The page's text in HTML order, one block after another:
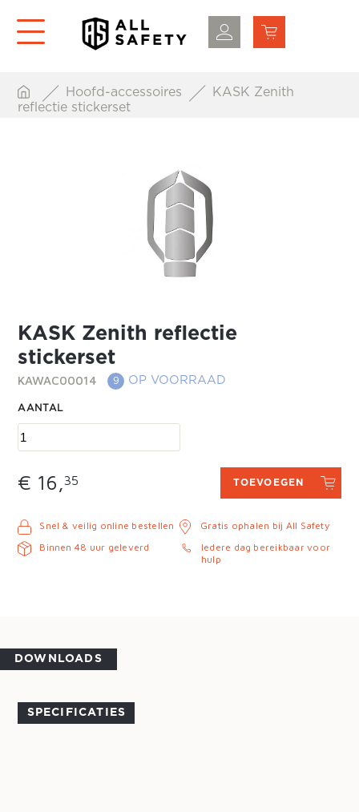
Hoofd-accessoires
KASK Zenith
reflectie stickerset
KASK Zenith reflectie
stickerset
KAWAC00014 9 OP VOORRAAD
AANTAL
€ 16,35 TOEVOEGEN
Snel & veilig online bestellen
Binnen 48 uur geleverd
Gratis ophalen bij All Safety
Iedere dag bereikbaar voor
hulp
DOWNLOADS
SPECIFICATIES